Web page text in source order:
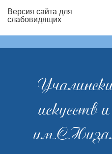
Версия сайта для
слабовидящих
искусств